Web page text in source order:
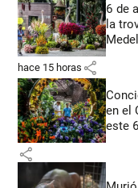
6 de
la
hace 15 horas share
en el
este
share